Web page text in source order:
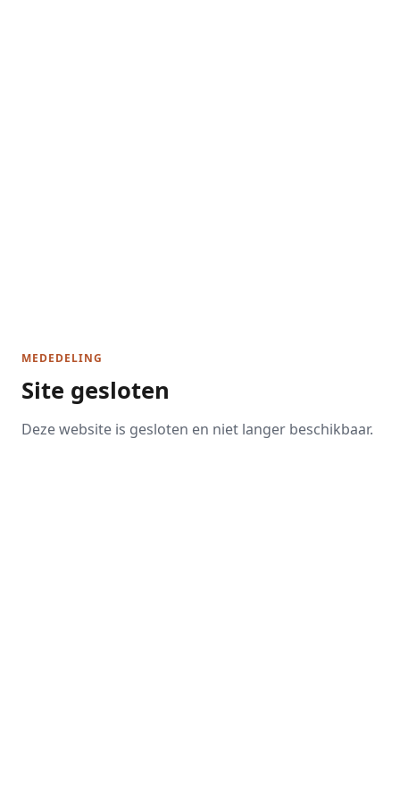
MEDEDELING
Site gesloten
Deze website is gesloten en niet langer beschikbaar.